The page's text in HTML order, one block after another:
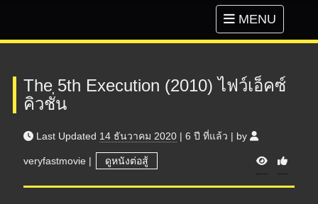
Toggle
navigation
MENU
The 5th Execution (2010) ไฟว์เอ็คซ์
คิวชั่น
Last Updated 14 ธันวาคม 2020 | 6 ปี ที่แล้ว | by
veryfastmovie | ดูหนังต่อสู้ V
i